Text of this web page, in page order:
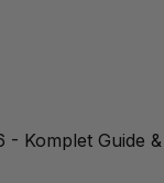
Komplet Guide